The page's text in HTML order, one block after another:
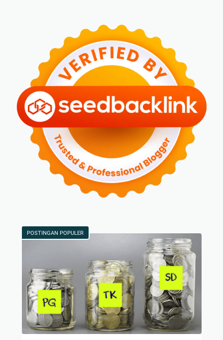
POSTINGAN POPULER